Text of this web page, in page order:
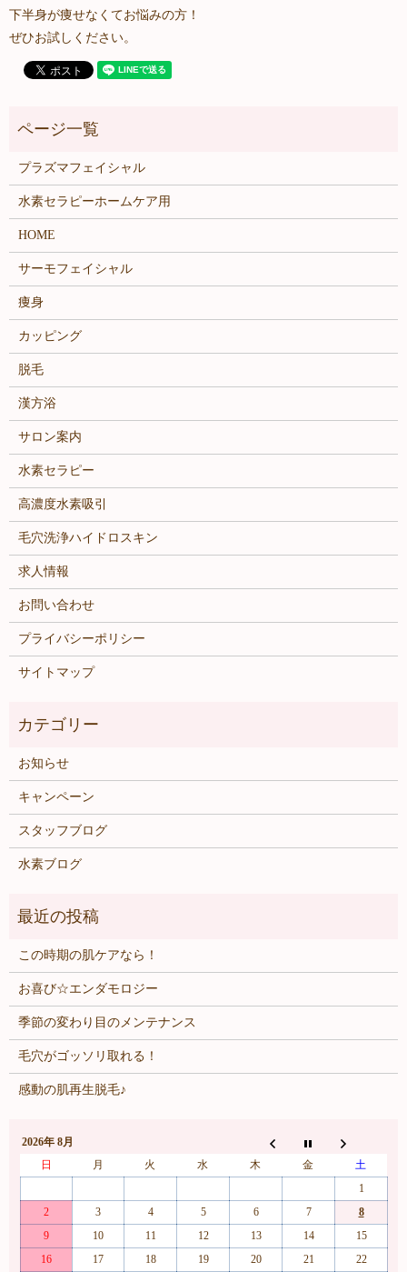
下半身が痩せなくてお悩みの方！
ぜひお試しください。
プラズマフェイシャル
水素セラピーホームケア用
HOME
サーモフェイシャル
痩身
カッピング
脱毛
漢方浴
サロン案内
水素セラピー
高濃度水素吸引
毛穴洗浄ハイドロスキン
求人情報
お問い合わせ
プライバシーポリシー
サイトマップ
お知らせ
キャンペーン
スタッフブログ
水素ブログ
この時期の肌ケアなら！
お喜び☆エンダモロジー
季節の変わり目のメンテナンス
毛穴がゴッソリ取れる！
感動の肌再生脱毛♪
2026年 8月
日
月 火 水 木 金
土
1
2
3 4 5 6 7
8
9
10 11 12 13 14
15
16
17 18 19 20 21 22